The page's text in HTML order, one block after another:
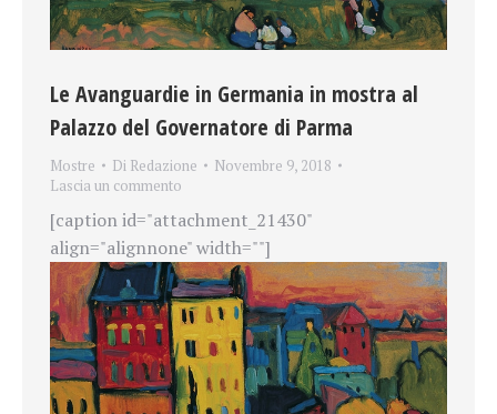
Le Avanguardie in Germania in mostra al
Palazzo del Governatore di Parma
Mostre Di Redazione
Novembre 9, 2018
Lascia un commento
[caption id="attachment_21430"
align="alignnone" width=""]